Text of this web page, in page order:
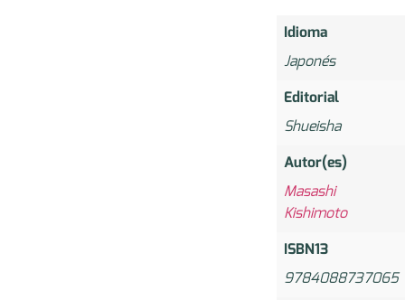
Idioma
Japonés
Editorial
Shueisha
Autor(es)
Masashi
Kishimoto
ISBN13
9784088737065